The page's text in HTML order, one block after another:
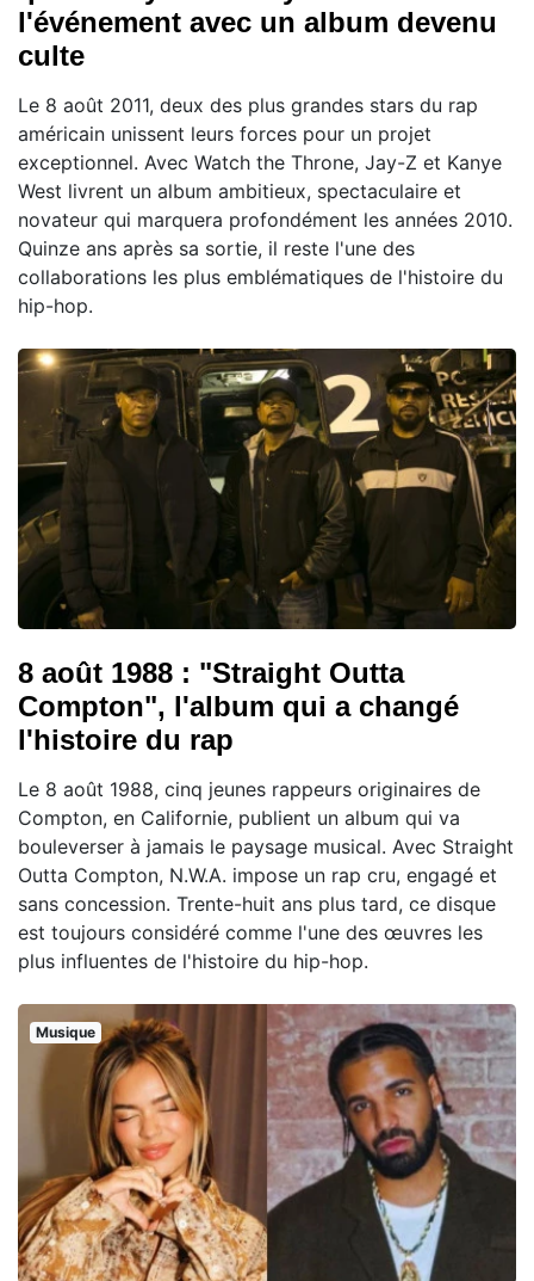
l'événement avec un album devenu
culte
Le 8 août 2011, deux des plus grandes stars du rap
américain unissent leurs forces pour un projet
exceptionnel. Avec Watch the Throne, Jay-Z et Kanye
West livrent un album ambitieux, spectaculaire et
novateur qui marquera profondément les années 2010.
Quinze ans après sa sortie, il reste l'une des
collaborations les plus emblématiques de l'histoire du
hip-hop.
8 août 1988 : "Straight Outta
Compton", l'album qui a changé
l'histoire du rap
Le 8 août 1988, cinq jeunes rappeurs originaires de
Compton, en Californie, publient un album qui va
bouleverser à jamais le paysage musical. Avec Straight
Outta Compton, N.W.A. impose un rap cru, engagé et
sans concession. Trente-huit ans plus tard, ce disque
est toujours considéré comme l'une des œuvres les
plus influentes de l'histoire du hip-hop.
Musique